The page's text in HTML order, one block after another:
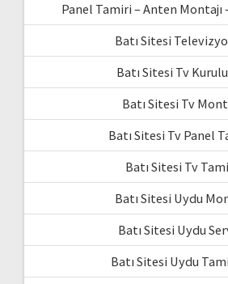
Panel Tamiri – Anten Montajı
Batı Sitesi
Batı Sitesi Tv
Batı Sitesi Tv
Batı Sitesi Tv Panel
Batı Sitesi Tv
Batı Sitesi Uydu
Batı Sitesi Uydu
Batı Sitesi Uydu